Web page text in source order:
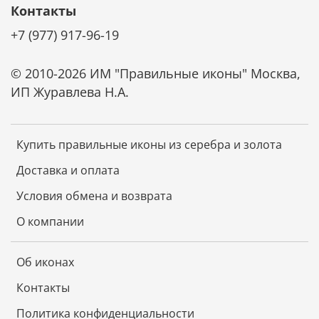
нанесенный поверх серебра. Он также защищает
основа иконы, обладают отличной
надолго сохраняют первозданный вид.
Не требует специального ухода
Икона не требует чистки специальными средствами.
Она не темнеет от времени. Достаточно просто
смахивать с нее пыль мягкой тканью и беречь от
царапин. И икона будет радовать красотой и
блеском долгие годы.
Купить правильные иконы из серебра и золота
Доставка и оплата
Условия обмена и возврата
О компании
Об иконах
Контакты
Политика конфиденциальности
Контакты
+7 (977) 917-96-19
© 2010-2026 ИМ "Правильные иконы" Москва,
ИП Журавлева Н.А.